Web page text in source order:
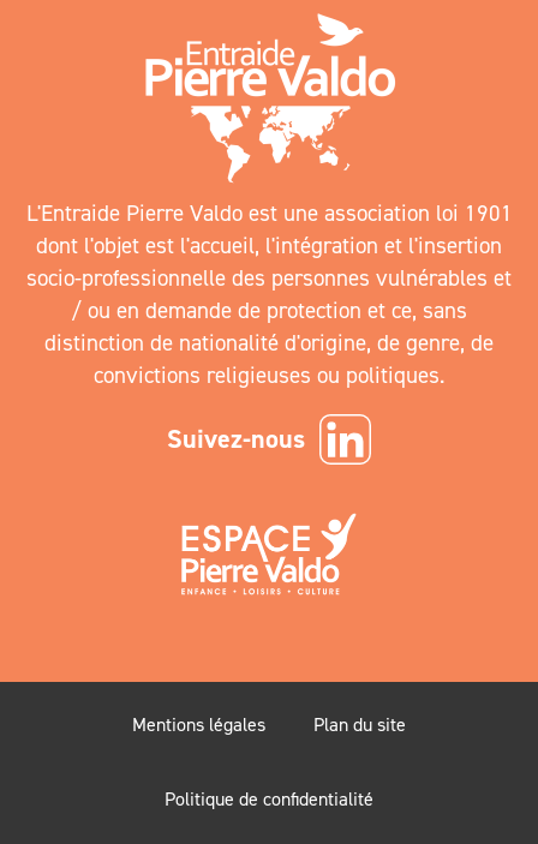
L'Entraide Pierre Valdo est une association loi 1901
dont l'objet est l'accueil, l'intégration et l'insertion
socio-professionnelle des personnes vulnérables et
/ ou en demande de protection et ce, sans
distinction de nationalité d'origine, de genre, de
convictions religieuses ou politiques.
Suivez-nous
Politique de confidentialité
Aide à la navigation et l’accessibilité